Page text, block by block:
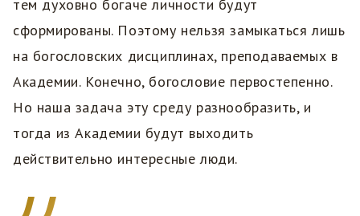
тем духовно богаче личности будут
сформированы. Поэтому нельзя замыкаться лишь
на богословских дисциплинах, преподаваемых в
Академии. Конечно, богословие первостепенно.
Но наша задача эту среду разнообразить, и
тогда из Академии будут выходить
действительно интересные люди.